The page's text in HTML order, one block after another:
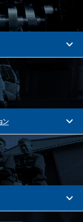
ン